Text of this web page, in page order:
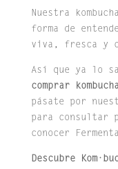
Nuestra
forma de
viva, fresca y
Así que ya lo
comprar
pásate por
para consultar
conocer
Descubre